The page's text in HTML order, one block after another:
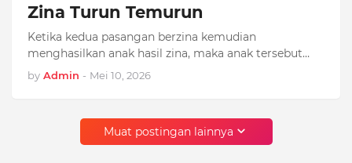
Zina Turun Temurun
Ketika kedua pasangan berzina kemudian
menghasilkan anak hasil zina, maka anak tersebut…
by Admin - Mei 10, 2026
Muat postingan lainnya